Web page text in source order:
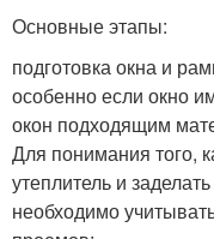
Основные этапы:
подготовка окна и
особенно если окно
окон подходящим
Для понимания того,
утеплитель и
необходимо